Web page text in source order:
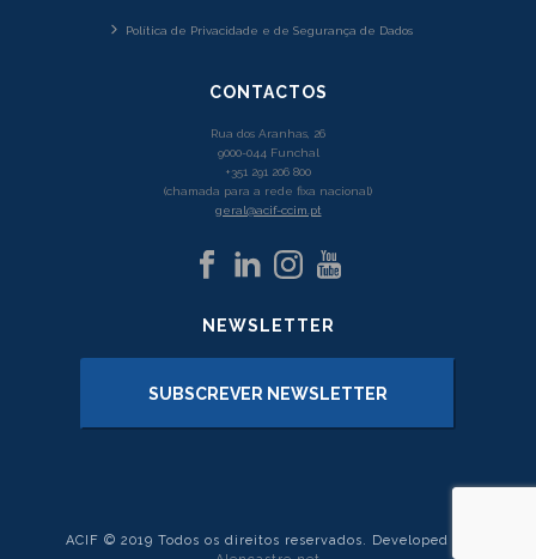
Política de Privacidade e de Segurança de Dados
CONTACTOS
Rua dos Aranhas, 26
9000-044 Funchal
+351 291 206 800
(chamada para a rede fixa nacional)
geral@acif-ccim.pt
NEWSLETTER
SUBSCREVER NEWSLETTER
ACIF © 2019 Todos os direitos reservados. Developed by